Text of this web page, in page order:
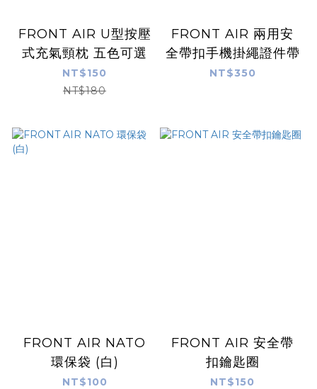
FRONT AIR U型按壓
式充氣頸枕 五色可選
NT$150
NT$180
FRONT AIR 兩用安
全帶扣手機掛繩證件帶
NT$350
FRONT AIR NATO
環保袋 (白)
NT$100
FRONT AIR 安全帶
扣鑰匙圈
NT$150